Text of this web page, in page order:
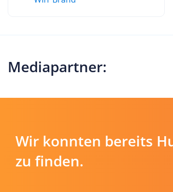
Mediapartner:
Wir konnten bereits
zu finden.